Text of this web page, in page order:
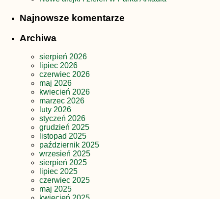
Najnowsze komentarze
Archiwa
sierpień 2026
lipiec 2026
czerwiec 2026
maj 2026
kwiecień 2026
marzec 2026
luty 2026
styczeń 2026
grudzień 2025
listopad 2025
październik 2025
wrzesień 2025
sierpień 2025
lipiec 2025
czerwiec 2025
maj 2025